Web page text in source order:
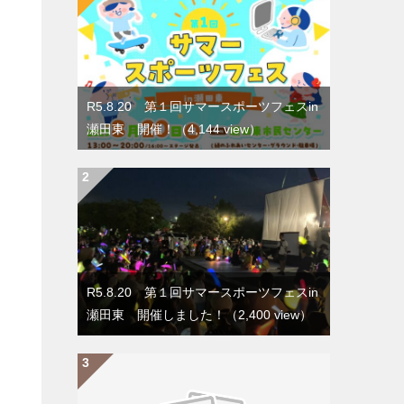
R5.8.20 第１回サマースポーツフェスin
瀬田東 開催！（4,144 view）
R5.8.20 第１回サマースポーツフェスin
瀬田東 開催しました！
（2,400 view）